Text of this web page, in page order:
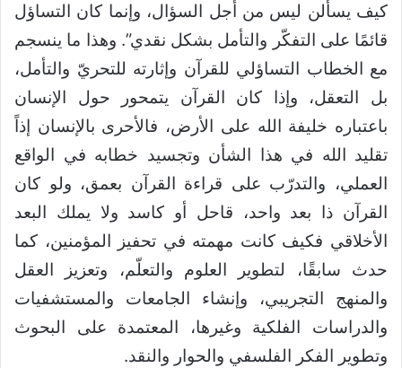
كيف يسألن ليس من أجل السؤال، وإنما كان التساؤل
قائمًا على التفكّر والتأمل بشكل نقدي”. وهذا ما ينسجم
مع الخطاب التساؤلي للقرآن وإثارته للتحريّ والتأمل،
بل التعقل، وإذا كان القرآن يتمحور حول الإنسان
باعتباره خليفة الله على الأرض، فالأحرى بالإنسان إذاً
تقليد الله في هذا الشأن وتجسيد خطابه في الواقع
العملي، والتدرّب على قراءة القرآن بعمق، ولو كان
القرآن ذا بعد واحد، قاحل أو كاسد ولا يملك البعد
الأخلاقي فكيف كانت مهمته في تحفيز المؤمنين، كما
حدث سابقًا، لتطوير العلوم والتعلّم، وتعزيز العقل
والمنهج التجريبي، وإنشاء الجامعات والمستشفيات
والدراسات الفلكية وغيرها، المعتمدة على البحوث
وتطوير الفكر الفلسفي والحوار والنقد.